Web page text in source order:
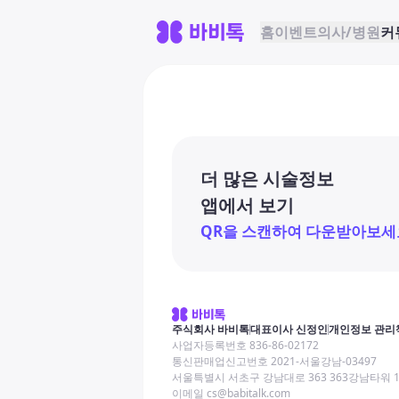
홈이벤트의사/병원커
더 많은 시술정보
앱에서 보기
QR을 스캔하여 다운받아보세
주식회사 바비톡대표이사 신정인개인정보 관리
사업자등록번호 836-86-02172
통신판매업신고번호 2021-서울강남-03497
서울특별시 서초구 강남대로 363 363강남타워
이메일 cs@babitalk.com